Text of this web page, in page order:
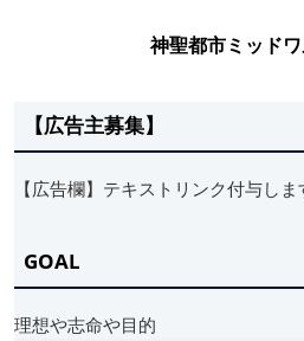
神聖都市ミッド
【広告主募集】
【広告欄】テキストリンク付与しま
GOAL
理想や志命や目的